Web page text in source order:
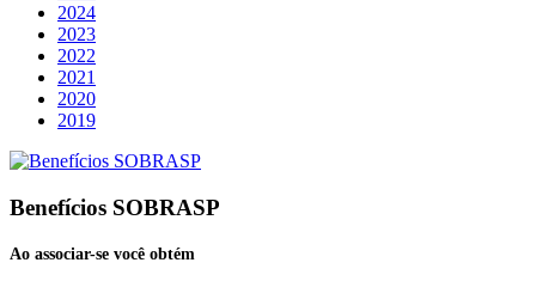
2024
2023
2022
2021
2020
2019
Benefícios SOBRASP
Ao associar-se você obtém